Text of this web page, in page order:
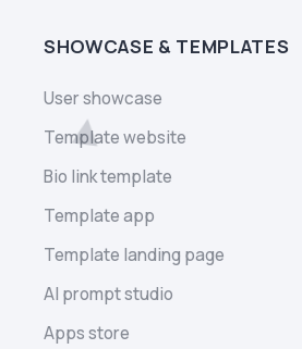
SHOWCASE & TEMPLATES
User showcase
Template website
Bio link template
Template app
Template landing page
AI prompt studio
Apps store